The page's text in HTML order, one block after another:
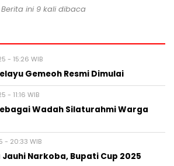
Berita ini 9 kali dibaca
- 15:26 WIB
Gemeoh Resmi Dimulai
- 11:16 WIB
Wadah Silaturahmi Warga
- 20:33 WIB
Narkoba, Bupati Cup 2025